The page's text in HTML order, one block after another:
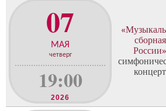
07
МАЯ
четверг
19:00
2026
сборная
России»
концерт